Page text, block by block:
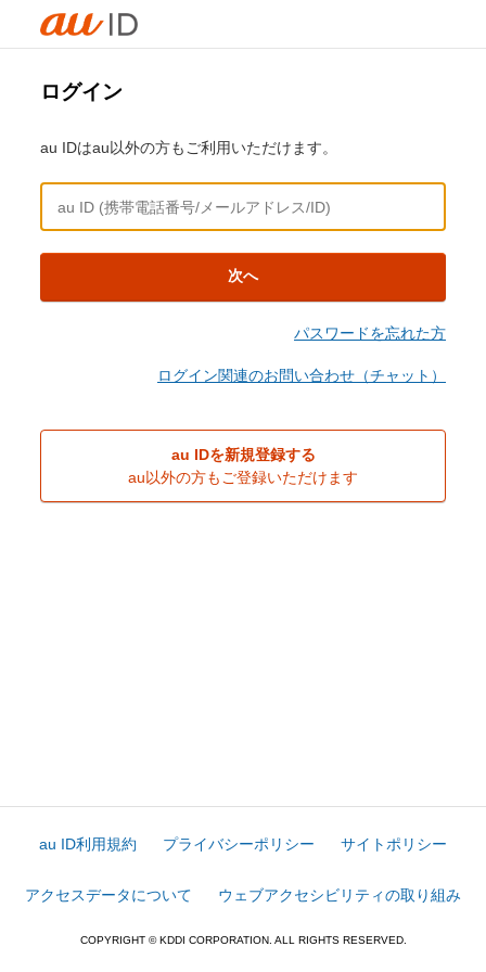
ログイン
au IDはau以外の方もご利用いただけます。
次へ
パスワードを忘れた方
ログイン関連のお問い合わせ（チャット）
au IDを新規登録する
au以外の方もご登録いただけます
au ID利用規約 プライバシーポリシー サイトポリシー
アクセスデータについて ウェブアクセシビリティの取り組み
COPYRIGHT © KDDI CORPORATION. ALL RIGHTS RESERVED.